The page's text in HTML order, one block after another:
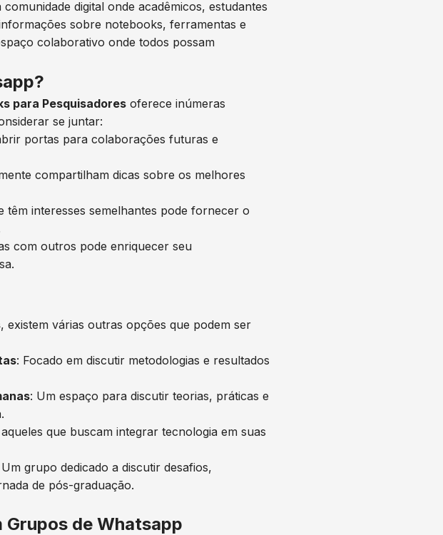
comunidade digital onde acadêmicos, estudantes
sobre notebooks, ferramentas e
colaborativo onde todos possam
para Pesquisadores oferece inúmeras
se juntar:
portas para colaborações futuras e
compartilham dicas sobre os melhores
têm interesses semelhantes pode fornecer o
com outros pode enriquecer seu
, existem várias outras opções que podem ser
: Focado em discutir metodologias e resultados
: Um espaço para discutir teorias, práticas e
que buscam integrar tecnologia em suas
Um grupo dedicado a discutir desafios,
de pós-graduação.
de Whatsapp